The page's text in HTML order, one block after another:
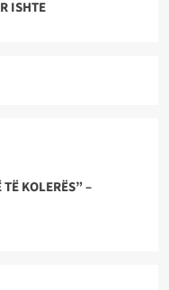
ISHTE
KOLERËS” –